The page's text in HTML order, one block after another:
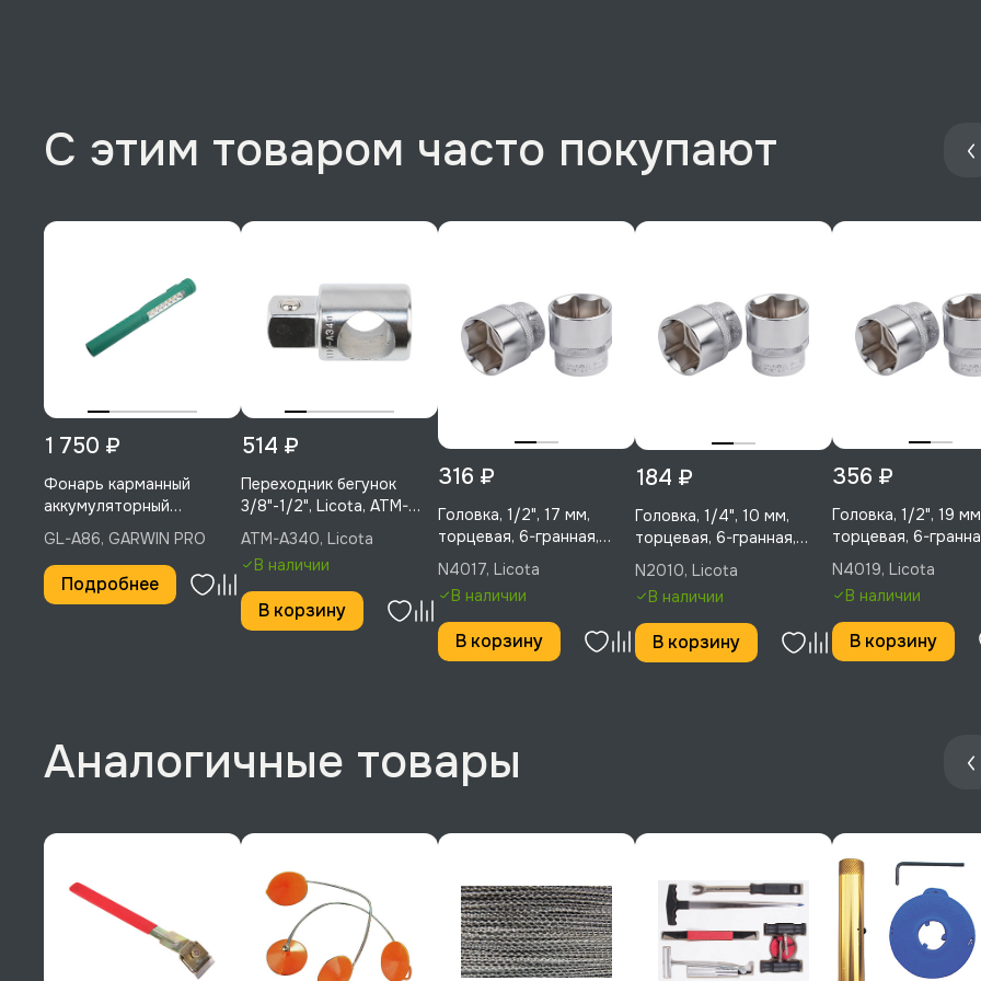
С этим товаром часто покупают
1 750 ₽
Фонарь карманный
аккумуляторный
светодиодный, GARWIN
PRO, GL-A86
GL-A86, GARWIN PRO
Подробнее
514 ₽
Переходник бегунок
3/8"-1/2", Licota, ATM-
A340
ATM-A340, Licota
В наличии
В корзину
316 ₽
Головка, 1/2", 17 мм,
торцевая, 6-гранная,
Licota, N4017
N4017, Licota
В наличии
В корзину
184 ₽
Головка, 1/4", 10 мм,
торцевая, 6-гранная,
Licota, N2010
N2010, Licota
В наличии
В корзину
356 ₽
Головка, 1/2", 19
торцевая, 6-
Licota, N4019
N4019, Licota
В наличии
В корзину